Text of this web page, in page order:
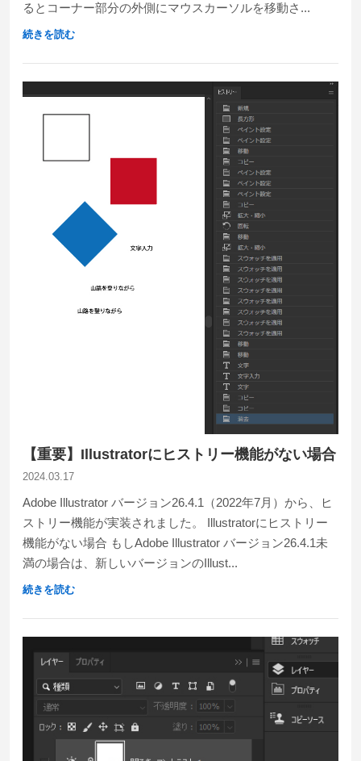
るとコーナー部分の外側にマウスカーソルを移動さ...
続きを読む
【重要】Illustratorにヒストリー機能がない場合
2024.03.17
Adobe Illustrator バージョン26.4.1（2022年7月）から、ヒ
ストリー機能が実装されました。 Illustratorにヒストリー
機能がない場合 もしAdobe Illustrator バージョン26.4.1未
満の場合は、新しいバージョンのIllust...
続きを読む